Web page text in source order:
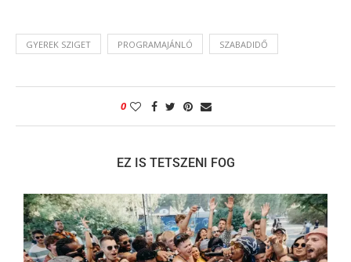
GYEREK SZIGET PROGRAMAJÁNLÓ SZABADIDŐ
0
EZ IS TETSZENI FOG